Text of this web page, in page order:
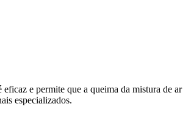
e permite que a queima da mistura de ar
especializados.